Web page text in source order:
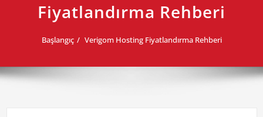
Fiyatlandırma Rehberi
Başlangıç Verigom Hosting Fiyatlandırma Rehberi